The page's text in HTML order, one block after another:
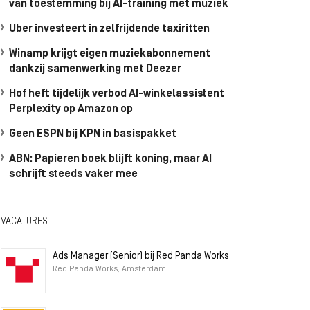
van toestemming bij AI-training met muziek
Uber investeert in zelfrijdende taxiritten
Winamp krijgt eigen muziekabonnement
dankzij samenwerking met Deezer
Hof heft tijdelijk verbod AI-winkelassistent
Perplexity op Amazon op
Geen ESPN bij KPN in basispakket
ABN: Papieren boek blijft koning, maar AI
schrijft steeds vaker mee
VACATURES
Ads Manager (Senior) bij Red Panda Works
Red Panda Works, Amsterdam